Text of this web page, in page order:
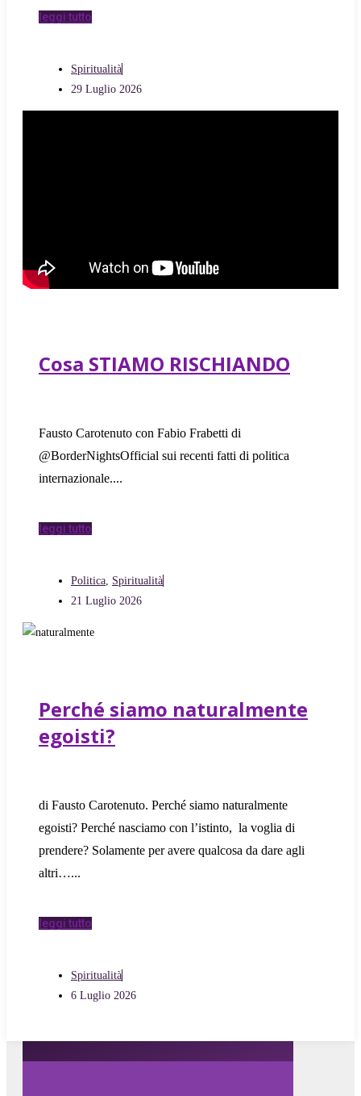
leggi tutto
Spiritualità
29 Luglio 2026
Cosa STIAMO RISCHIANDO
Fausto Carotenuto con Fabio Frabetti di
@BorderNightsOfficial sui recenti fatti di politica
internazionale.
leggi tutto
Politica Spiritualità
21 Luglio 2026
Perché siamo naturalmente
egoisti?
di Fausto Carotenuto. Perché siamo naturalmente
egoisti? Perché nasciamo con l’istinto, la voglia di
prendere? Solamente per avere qualcosa da dare agli
altri…
leggi tutto
Spiritualità
6 Luglio 2026